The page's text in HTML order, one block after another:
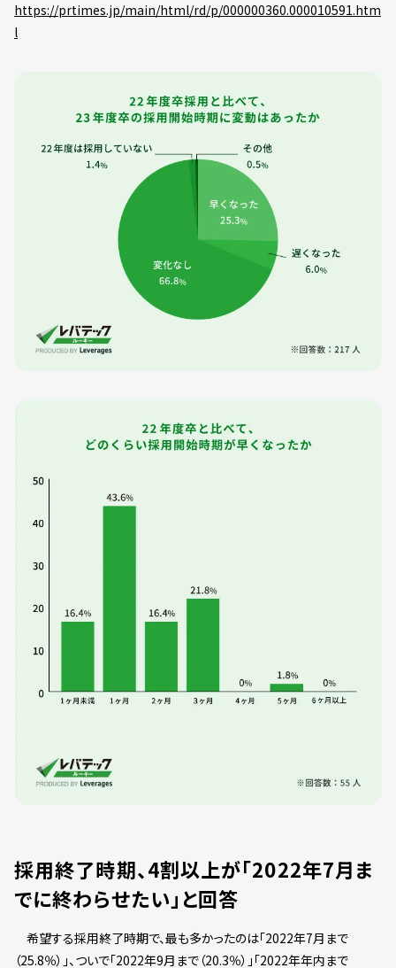
https://prtimes.jp/main/html/rd/p/000000360.000010591.htm
l
採用終了時期、4割以上が「2022年7月ま
でに終わらせたい」と回答
希望する採用終了時期で、最も多かったのは「2022年7月まで
（25.8％）」、ついで「2022年9月まで（20.3％）」「2022年年内まで